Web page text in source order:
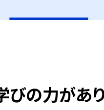
びの力があ